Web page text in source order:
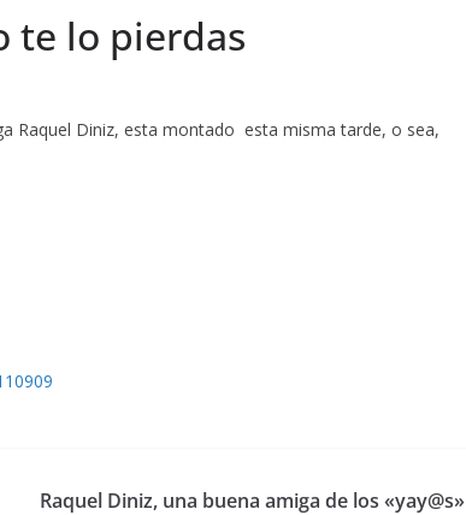
te lo pierdas
Raquel Diniz, esta montado esta misma tarde, o sea,
Raquel Diniz, una buena amiga de los «yay@s»